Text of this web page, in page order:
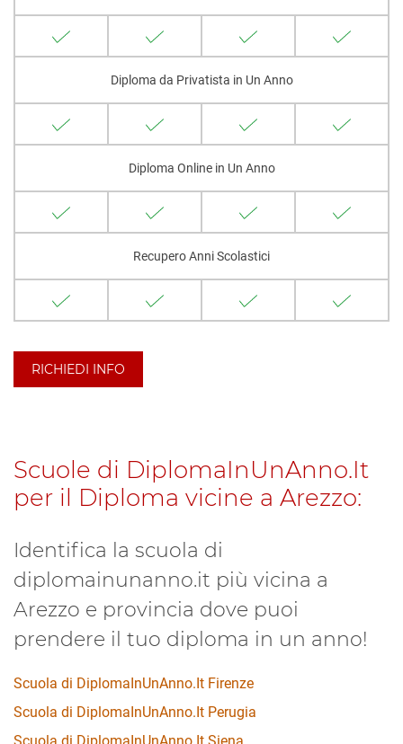
Diploma da Privatista in Un Anno
Diploma Online in Un Anno
Recupero Anni Scolastici
RICHIEDI INFO
Scuole di DiplomaInUnAnno.It
per il Diploma vicine a Arezzo:
Identifica la scuola di
diplomainunanno.it più vicina a
Arezzo e provincia dove puoi
prendere il tuo diploma in un anno!
Scuola di DiplomaInUnAnno.It Firenze
Scuola di DiplomaInUnAnno.It Perugia